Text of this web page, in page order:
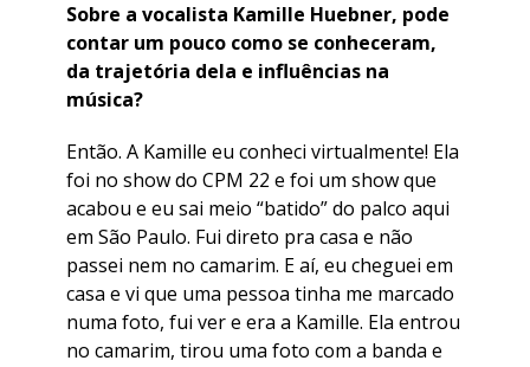
Sobre a vocalista Kamille Huebner, pode
contar um pouco como se conheceram,
da trajetória dela e influências na
música?
Então. A Kamille eu conheci virtualmente! Ela
foi no show do CPM 22 e foi um show que
acabou e eu sai meio “batido” do palco aqui
em São Paulo. Fui direto pra casa e não
passei nem no camarim. E aí, eu cheguei em
casa e vi que uma pessoa tinha me marcado
numa foto, fui ver e era a Kamille. Ela entrou
no camarim, tirou uma foto com a banda e